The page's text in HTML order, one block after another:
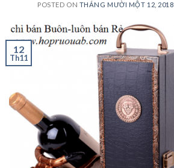
POSTED ON THÁNG MƯỜI MỘT 12, 2018
12
Th11